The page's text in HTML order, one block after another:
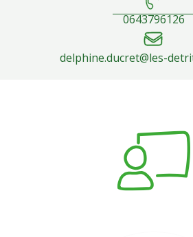
0643796126
delphine.ducret@les-